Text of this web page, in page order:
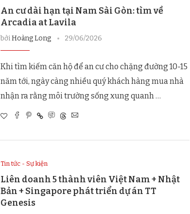
An cư dài hạn tại Nam Sài Gòn: tìm về
Arcadia at Lavila
bởiHoàng Long 29/06/2026
Khi tìm kiếm căn hộ để an cư cho chặng đường 10-15
năm tới, ngày càng nhiều quý khách hàng mua nhà
nhận ra rằng môi trường sống xung quanh …
Tin tức - Sự kiện
Liên doanh 5 thành viên Việt Nam + Nhật
Bản + Singapore phát triển dự án TT
Genesis